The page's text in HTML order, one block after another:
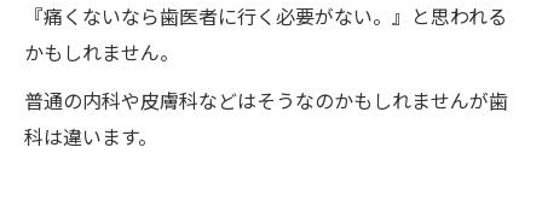
『痛くないなら歯医者に行く必要がない。』と思われる
かもしれません。
普通の内科や皮膚科などはそうなのかもしれませんが歯
科は違います。